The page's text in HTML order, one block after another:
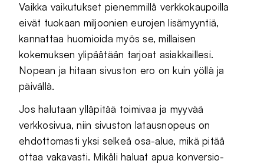
Vaikka vaikutukset pienemmillä verkkokaupoilla
eivät tuokaan miljoonien eurojen lisämyyntiä,
kannattaa huomioida myös se, millaisen
kokemuksen ylipäätään tarjoat asiakkaillesi.
Nopean ja hitaan sivuston ero on kuin yöllä ja
päivällä.
Jos halutaan ylläpitää toimivaa ja myyvää
verkkosivua, niin sivuston latausnopeus on
ehdottomasti yksi selkeä osa-alue, mikä pitää
ottaa vakavasti. Mikäli haluat apua konversio-